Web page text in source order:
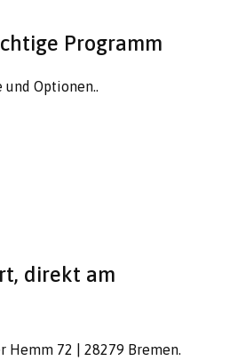
Bremens modernster
Programm
Optionen..
direkt am
Hemm 72 | 28279 Bremen.